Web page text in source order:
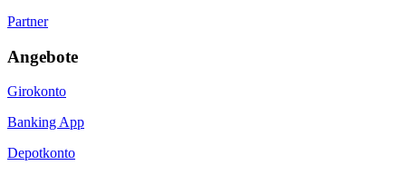
Partner
Angebote
Girokonto
Banking App
Depotkonto